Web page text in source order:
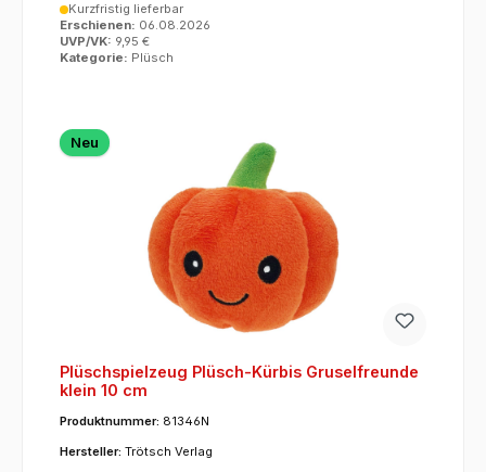
Kurzfristig lieferbar
Erschienen: 06.08.2026
UVP/VK: 9,95 €
Kategorie: Plüsch
Neu
Plüschspielzeug Plüsch-Kürbis Gruselfreunde
klein 10 cm
Produktnummer: 81346N
Hersteller: Trötsch Verlag